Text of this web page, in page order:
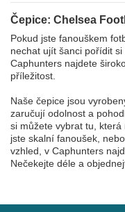
Čepice: Chelsea
Pokud jste fanouškem
nechat ujít šanci pořídit
Caphunters najdete
příležitost.
Naše čepice jsou
zaručují odolnost a
si můžete vybrat tu,
jste skalní fanoušek,
vzhled, v Caphunters
Nečekejte déle a